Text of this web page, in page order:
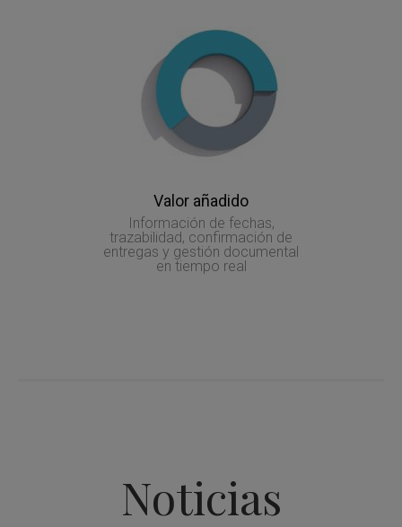
Valor añadido
Información de fechas,
trazabilidad, confirmación de
entregas y gestión documental
en tiempo real
Noticias